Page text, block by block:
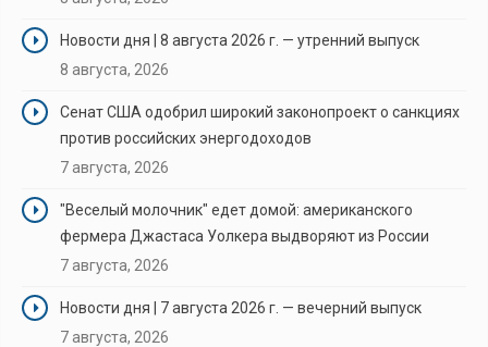
Новости дня | 8 августа 2026 г. — утренний выпуск
8 августа, 2026
Сенат США одобрил широкий законопроект о санкциях
против российских энергодоходов
7 августа, 2026
"Веселый молочник" едет домой: американского
фермера Джастаса Уолкера выдворяют из России
7 августа, 2026
Новости дня | 7 августа 2026 г. — вечерний выпуск
7 августа, 2026